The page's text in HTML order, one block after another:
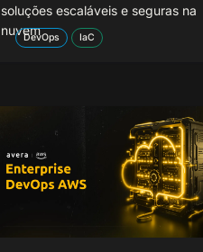
soluções escaláveis e seguras na
nuvemDevOps IaC